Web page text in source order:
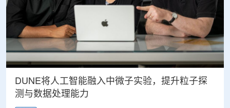
DUNE将人工智能融入中微子实验，提升粒子探
测与数据处理能力